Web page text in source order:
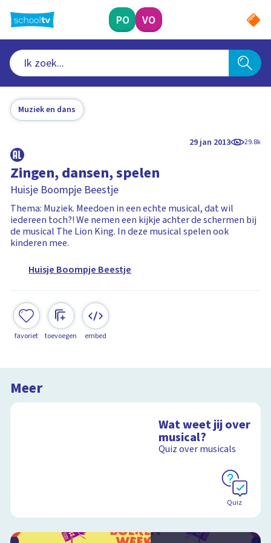
naar
hoofdinhoud
PO VO
Muziek en dans
29 jan 2013 29.8k
Zingen, dansen, spelen
Huisje Boompje Beestje
Thema: Muziek. Meedoen in een echte musical, dat wil
iedereen toch?! We nemen een kijkje achter de schermen bij
de musical The Lion King. In deze musical spelen ook
kinderen mee.
Huisje Boompje Beestje
favoriet toevoegen embed
Meer
Wat weet jij over
musical?
Quiz over musicals
Quiz